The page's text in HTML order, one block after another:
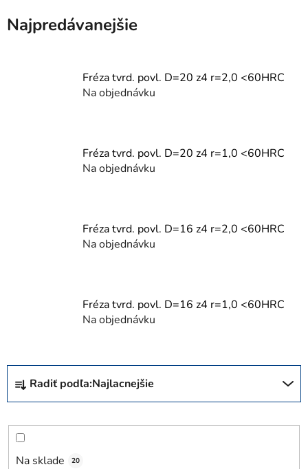
Najpredávanejšie
Fréza tvrd. povl. D=20 z4 r=2,0 <60HRC
Na objednávku
Fréza tvrd. povl. D=20 z4 r=1,0 <60HRC
Na objednávku
Fréza tvrd. povl. D=16 z4 r=2,0 <60HRC
Na objednávku
Fréza tvrd. povl. D=16 z4 r=1,0 <60HRC
Na objednávku
R
d
e
Radiť podľa:Najlacnejšie
Na sklade 20